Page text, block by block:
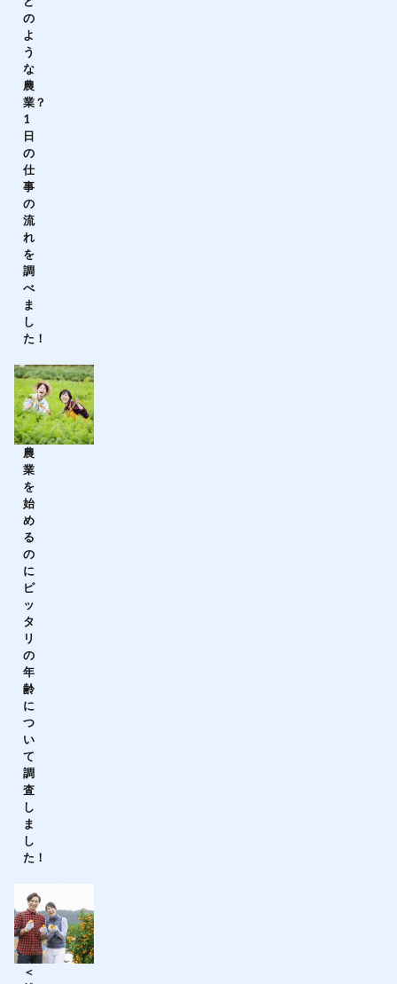
の
よ
う
な
農
業？
1
日
の
仕
事
の
流
れ
を
調
べ
ま
し
た！
農
業
を
始
め
る
の
に
ピ
ッ
タ
リ
の
年
齢
に
つ
い
て
調
査
し
ま
し
た！
＜